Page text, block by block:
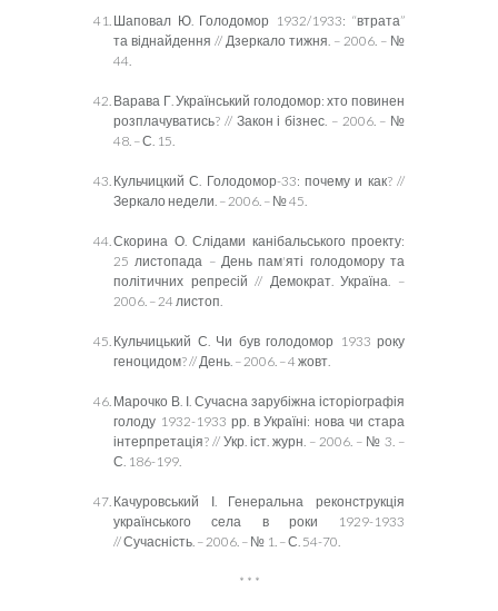
Шаповал Ю. Голодомор 1932/1933: “втрата”
та віднайдення // Дзеркало тижня. – 2006. – №
44.
Варава Г. Український голодомор: хто повинен
розплачуватись? // Закон і бізнес. – 2006. – №
48. – С. 15.
Кульчицкий С. Голодомор-33: почему и как? //
Зеркало недели. – 2006. – № 45.
Скорина О. Слідами канібальського проекту:
25 листопада – День пам'яті голодомору та
політичних репресій // Демократ. Україна. –
2006. – 24 листоп.
Кульчицький С. Чи був голодомор 1933 року
геноцидом? // День. – 2006. – 4 жовт.
Марочко В. І. Сучасна зарубіжна історіографія
голоду 1932-1933 рр. в Україні: нова чи стара
інтерпретація? // Укр. іст. журн. – 2006. – № 3. –
С. 186-199.
Качуровський І. Генеральна реконструкція
українського села в роки 1929-1933
// Сучасність. – 2006. – № 1. – С. 54-70.
* * *